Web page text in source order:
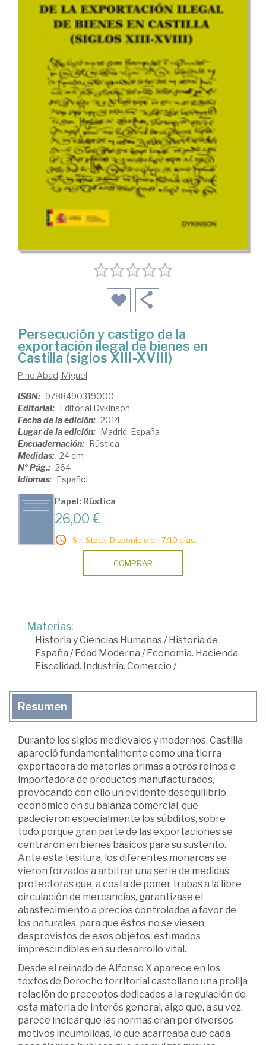
Persecución y castigo de la
exportación ilegal de bienes en
Castilla (siglos XIII-XVIII)
Pino Abad, Miguel
ISBN: 9788490319000
Editorial: Editorial Dykinson
Fecha de la edición: 2014
Lugar de la edición: Madrid. España
Encuadernación: Rústica
Medidas: 24 cm
Nº Pág.: 264
Idiomas: Español
Papel: Rústica
26,00 €
Sin Stock. Disponible en 7/10 días.
COMPRAR
Materias:
Historia y Ciencias Humanas /Historia de
España /Edad Moderna /Economía. Hacienda.
Fiscalidad. Industria. Comercio /
Resumen
Durante los siglos medievales y modernos, Castilla
apareció fundamentalmente como una tierra
exportadora de materias primas a otros reinos e
importadora de productos manufacturados,
provocando con ello un evidente desequilibrio
económico en su balanza comercial, que
padecieron especialmente los súbditos, sobre
todo porque gran parte de las exportaciones se
centraron en bienes básicos para su sustento.
Ante esta tesitura, los diferentes monarcas se
vieron forzados a arbitrar una serie de medidas
protectoras que, a costa de poner trabas a la libre
circulación de mercancías, garantizase el
abastecimiento a precios controlados a favor de
los naturales, para que éstos no se viesen
desprovistos de esos objetos, estimados
imprescindibles en su desarrollo vital.
Desde el reinado de Alfonso X aparece en los
textos de Derecho territorial castellano una prolija
relación de preceptos dedicados a la regulación de
esta materia de interés general, algo que, a su vez,
parece indicar que las normas eran por diversos
motivos incumplidas, lo que acarreaba que cada